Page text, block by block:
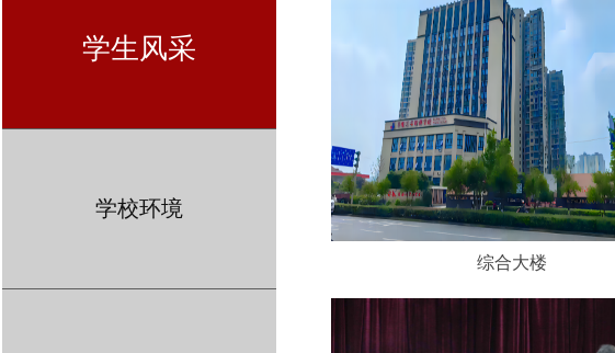
学生风采
学校环境
综合大楼